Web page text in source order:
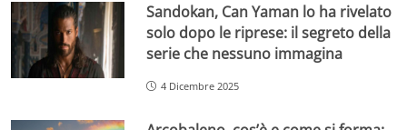
Sandokan, Can Yaman lo ha rivelato
solo dopo le riprese: il segreto della
serie che nessuno immagina
4 Dicembre 2025